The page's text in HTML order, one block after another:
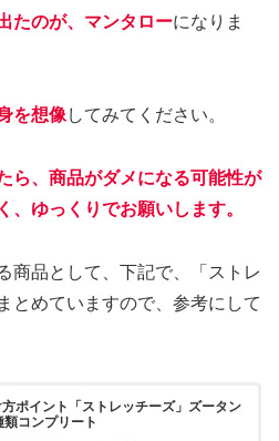
たのが、マンタローになりま
を想像してみてください。
ら、商品がダメになる可能性が
、ゆっくりでお願いします。
商品として、下記で、「ストレ
とめていますので、参考にして
方ポイント「ストレッチーズ」ズータン
類コンプリート